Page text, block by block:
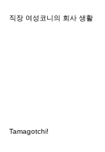
직장 여성코니의 회사 생활
Tamagotchi!